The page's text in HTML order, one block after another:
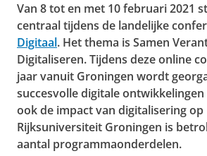
Van 8 tot en met 10 februari 2021
centraal tijdens de landelijke
Digitaal. Het thema is Samen
Digitaliseren. Tijdens deze online
jaar vanuit Groningen wordt
succesvolle digitale
ook de impact van digitalisering op
Rijksuniversiteit Groningen is
aantal programmaonderdelen.